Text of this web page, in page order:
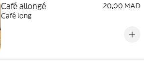
Café allongé
20,00 MAD
Café long